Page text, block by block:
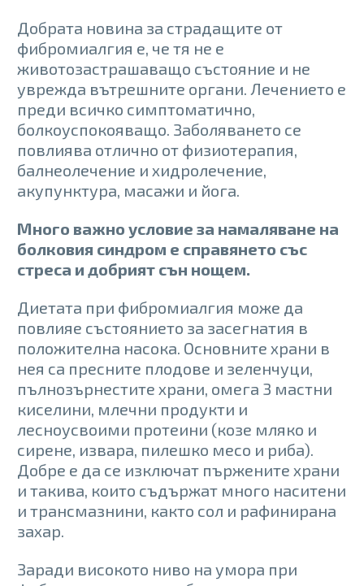
Добрата новина за страдащите от
фибромиалгия е, че тя не е
животозастрашаващо състояние и не
уврежда вътрешните органи. Лечението е
преди всичко симптоматично,
болкоуспокояващо. Заболяването се
повлиява отлично от физиотерапия,
балнеолечение и хидролечение,
акупунктура, масажи и йога.
Много важно условие за намаляване на
болковия синдром е справянето със
стреса и добрият сън нощем.
Диетата при фибромиалгия може да
повлияе състоянието за засегнатия в
положителна насока. Основните храни в
нея са пресните плодове и зеленчуци,
пълнозърнестите храни, омега 3 мастни
киселини, млечни продукти и
лесноусвоими протеини (козе мляко и
сирене, извара, пилешко месо и риба).
Добре е да се изключат пържените храни
и такива, които съдържат много наситени
и трансмазнини, както сол и рафинирана
захар.
Заради високото ниво на умора при